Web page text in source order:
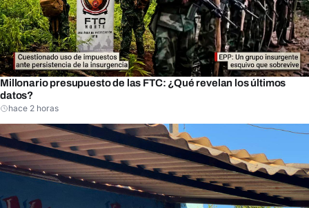
Millonario presupuesto de las FTC: ¿Qué revelan los últimos
datos?
hace 2 horas